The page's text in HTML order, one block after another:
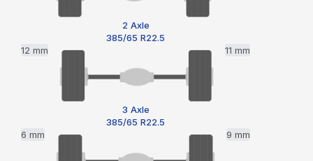
2 Axle
385/65 R22.5
12 mm
11 mm
3 Axle
385/65 R22.5
6 mm
9 mm